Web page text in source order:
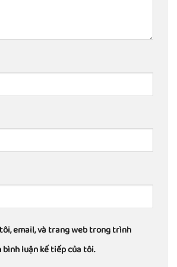
email, và trang web trong trình
luận kế tiếp của tôi.